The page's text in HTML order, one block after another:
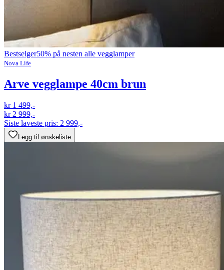
Bestselger50% på nesten alle vegglamper
Nova Life
Arve vegglampe 40cm brun
kr 1 499,-
kr 2 999,-
Siste laveste pris: 2 999,-
Legg til ønskeliste